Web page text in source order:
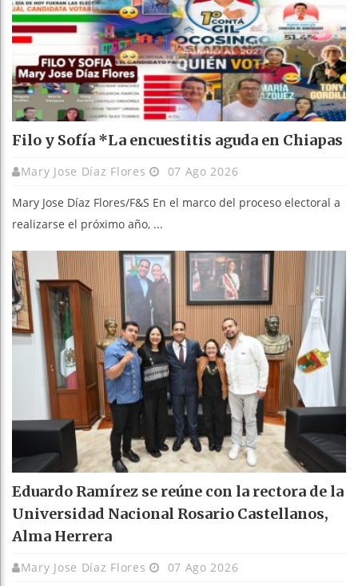
Filo y Sofía *La encuestitis aguda en Chiapas
Mary Jose Díaz Flores 07 Ago 2026
Mary Jose Díaz Flores/F&S En el marco del proceso electoral a
realizarse el próximo año, ...
Eduardo Ramírez se reúne con la rectora de la
Universidad Nacional Rosario Castellanos,
Alma Herrera
Mary Jose Díaz Flores 07 Ago 2026